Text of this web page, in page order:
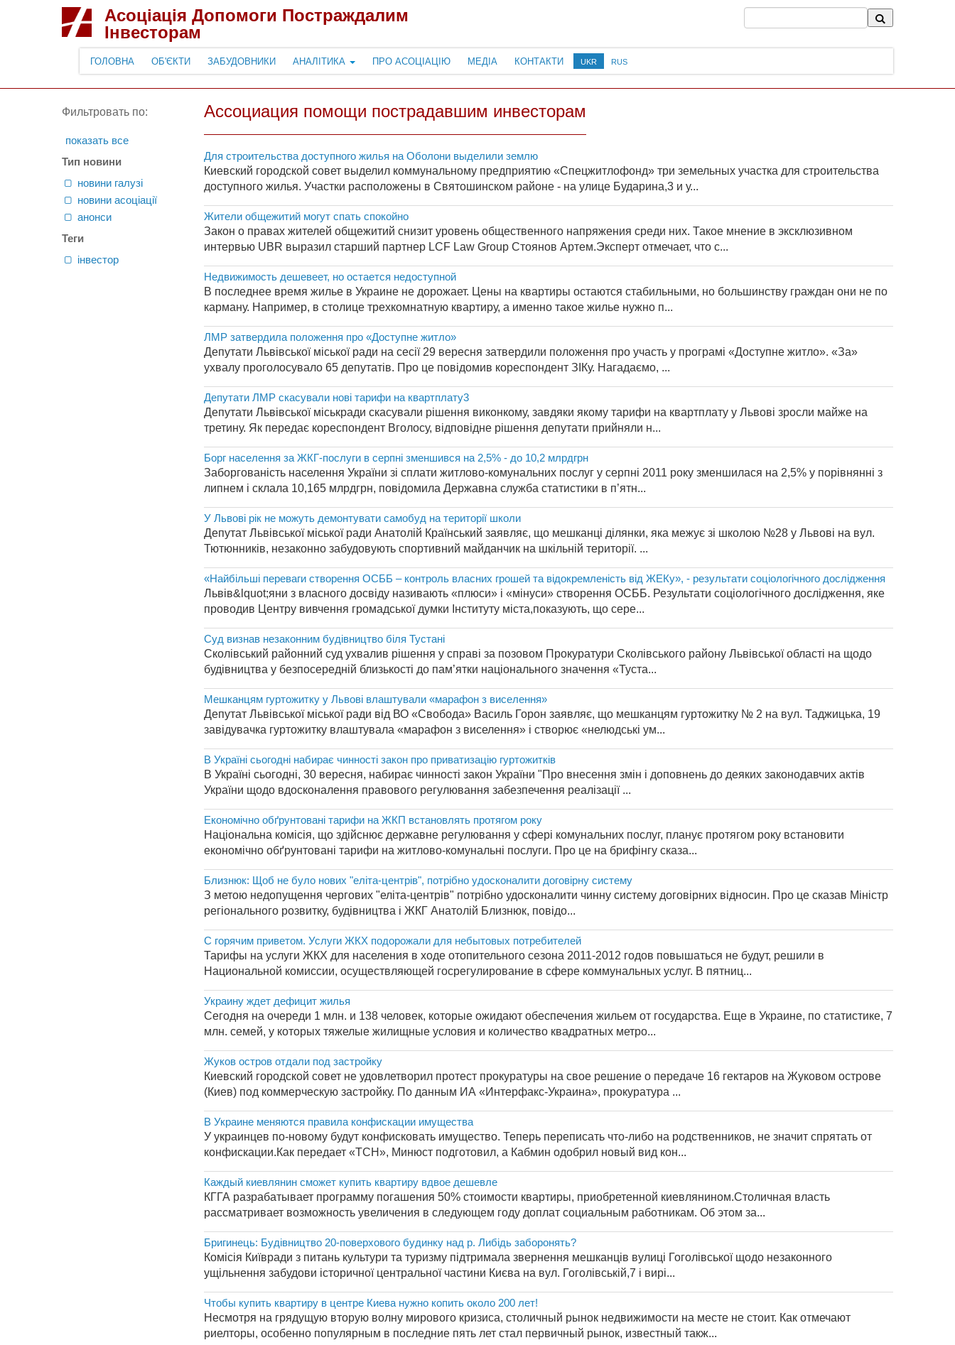
Асоціація Допомоги Постраждалим
Інвесторам
ГОЛОВНА ОБ'ЄКТИ ЗАБУДОВНИКИ АНАЛІТИКА ПРО АСОЦІАЦІЮ МЕДІА КОНТАКТИ UKR RUS
Фильтровать по:
показать все
Тип новини
новини галузі
новини асоціації
анонси
Теги
інвестор
Ассоциация помощи пострадавшим инвесторам
Для строительства доступного жилья на Оболони выделили землю
Киевский городской совет выделил коммунальному предприятию «Спецжитлофонд» три земельных участка для строительства
доступного жилья. Участки расположены в Святошинском районе - на улице Бударина,3 и у...
Жители общежитий могут спать спокойно
Закон о правах жителей общежитий снизит уровень общественного напряжения среди них. Такое мнение в эксклюзивном
интервью UBR выразил старший партнер LCF Law Group Стоянов Артем.Эксперт отмечает, что с...
Недвижимость дешевеет, но остается недоступной
В последнее время жилье в Украине не дорожает. Цены на квартиры остаются стабильными, но большинству граждан они не по
карману. Например, в столице трехкомнатную квартиру, а именно такое жилье нужно п...
ЛМР затвердила положення про «Доступне житло»
Депутати Львівської міської ради на сесії 29 вересня затвердили положення про участь у програмі «Доступне житло». «За»
ухвалу проголосувало 65 депутатів. Про це повідомив кореспондент ЗІКу. Нагадаємо, ...
Депутати ЛМР скасували нові тарифи на квартплату3
Депутати Львівської міськради скасували рішення виконкому, завдяки якому тарифи на квартплату у Львові зросли майже на
третину. Як передає кореспондент Вголосу, відповідне рішення депутати прийняли н...
Борг населення за ЖКГ-послуги в серпні зменшився на 2,5% - до 10,2 млрдгрн
Заборгованість населення України зі сплати житлово-комунальних послуг у серпні 2011 року зменшилася на 2,5% у порівнянні з
липнем і склала 10,165 млрдгрн, повідомила Державна служба статистики в п’ятн...
У Львові рік не можуть демонтувати самобуд на території школи
Депутат Львівської міської ради Анатолій Країнський заявляє, що мешканці ділянки, яка межує зі школою №28 у Львові на вул.
Тютюнників, незаконно забудовують спортивний майданчик на шкільній території. ...
«Найбільші переваги створення ОСББ – контроль власних грошей та відокремленість від ЖЕКу», - результати соціологічного дослідження
Львів&lquot;яни з власного досвіду називають «плюси» і «мінуси» створення ОСББ. Результати соціологічного дослідження, яке
проводив Центру вивчення громадської думки Інституту міста,показують, що сере...
Суд визнав незаконним будівництво біля Тустані
Сколівський районний суд ухвалив рішення у справі за позовом Прокуратури Сколівського району Львівської області на щодо
будівництва у безпосередній близькості до пам’ятки національного значення «Туста...
Мешканцям гуртожитку у Львові влаштували «марафон з виселення»
Депутат Львівської міської ради від ВО «Свобода» Василь Горон заявляє, що мешканцям гуртожитку № 2 на вул. Таджицька, 19
завідувачка гуртожитку влаштувала «марафон з виселення» і створює «нелюдські ум...
В Україні сьогодні набирає чинності закон про приватизацію гуртожитків
В Україні сьогодні, 30 вересня, набирає чинності закон України "Про внесення змін і доповнень до деяких законодавчих актів
України щодо вдосконалення правового регулювання забезпечення реалізації ...
Економічно обґрунтовані тарифи на ЖКП встановлять протягом року
Національна комісія, що здійснює державне регулювання у сфері комунальних послуг, планує протягом року встановити
економічно обґрунтовані тарифи на житлово-комунальні послуги. Про це на брифінгу сказа...
Близнюк: Щоб не було нових "еліта-центрів", потрібно удосконалити договірну систему
З метою недопущення чергових "еліта-центрів" потрібно удосконалити чинну систему договірних відносин. Про це сказав Міністр
регіонального розвитку, будівництва і ЖКГ Анатолій Близнюк, повідо...
С горячим приветом. Услуги ЖКХ подорожали для небытовых потребителей
Тарифы на услуги ЖКХ для населения в ходе отопительного сезона 2011-2012 годов повышаться не будут, решили в
Национальной комиссии, осуществляющей госрегулирование в сфере коммунальных услуг. В пятниц...
Украину ждет дефицит жилья
Сегодня на очереди 1 млн. и 138 человек, которые ожидают обеспечения жильем от государства. Еще в Украине, по статистике, 7
млн. семей, у которых тяжелые жилищные условия и количество квадратных метро...
Жуков остров отдали под застройку
Киевский городской совет не удовлетворил протест прокуратуры на свое решение о передаче 16 гектаров на Жуковом острове
(Киев) под коммерческую застройку. По данным ИА «Интерфакс-Украина», прокуратура ...
В Украине меняются правила конфискации имущества
У украинцев по-новому будут конфисковать имущество. Теперь переписать что-либо на родственников, не значит спрятать от
конфискации.Как передает «ТСН», Минюст подготовил, а Кабмин одобрил новый вид кон...
Каждый киевлянин сможет купить квартиру вдвое дешевле
КГГА разрабатывает программу погашения 50% стоимости квартиры, приобретенной киевлянином.Столичная власть
рассматривает возможность увеличения в следующем году доплат социальным работникам. Об этом за...
Бригинець: Будівництво 20-поверхового будинку над р. Либідь заборонять?
Комісія Київради з питань культури та туризму підтримала звернення мешканців вулиці Гоголівської щодо незаконного
ущільнення забудови історичної центральної частини Києва на вул. Гоголівській,7 і вирі...
Чтобы купить квартиру в центре Киева нужно копить около 200 лет!
Несмотря на грядущую вторую волну мирового кризиса, столичный рынок недвижимости на месте не стоит. Как отмечают
риелторы, особенно популярным в последние пять лет стал первичный рынок, известный такж...